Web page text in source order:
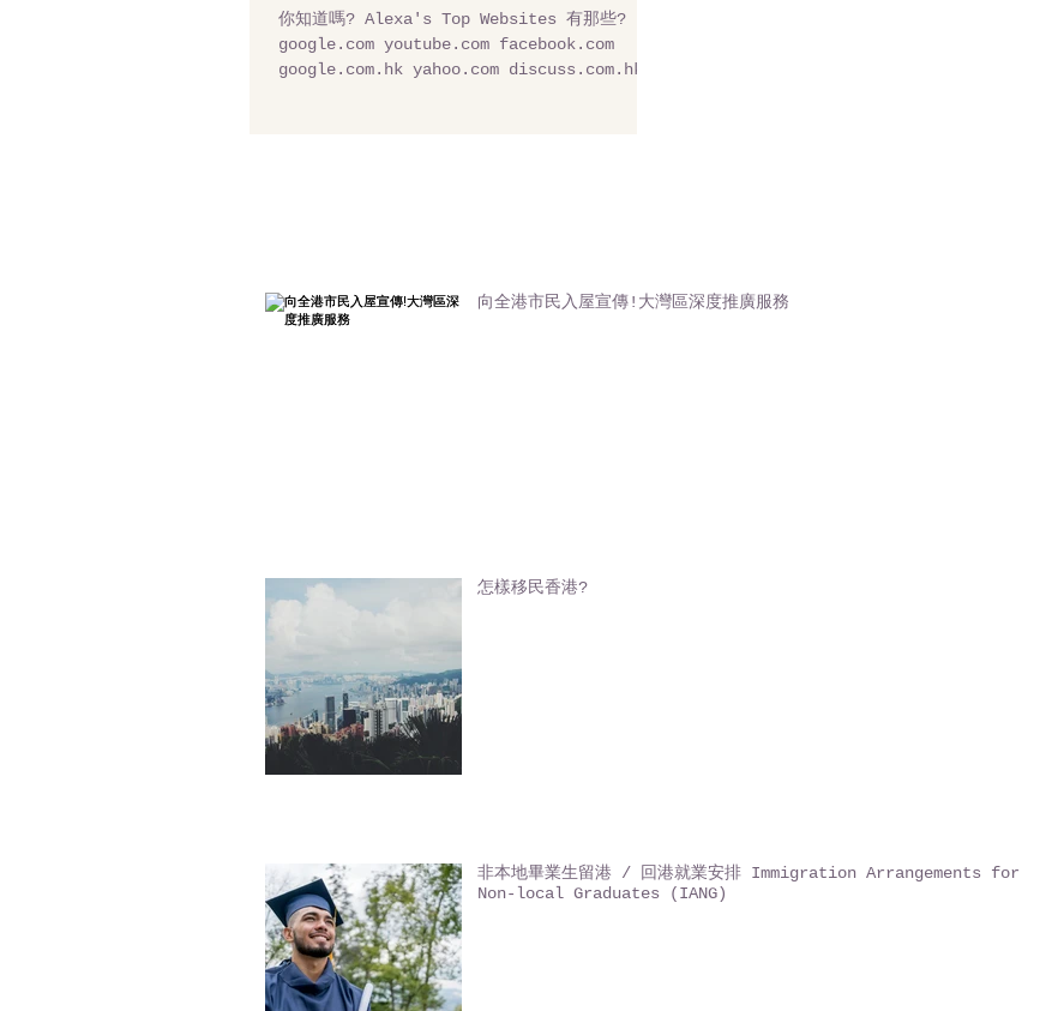
你知道嗎? Alexa's Top Websites 有那些?
google.com youtube.com facebook.com
google.com.hk yahoo.com discuss.com.hk
向全港市民入屋宣傳!大灣區深度推廣服務
怎樣移民香港?
非本地畢業生留港 / 回港就業安排 Immigration Arrangements for
Non-local Graduates (IANG)